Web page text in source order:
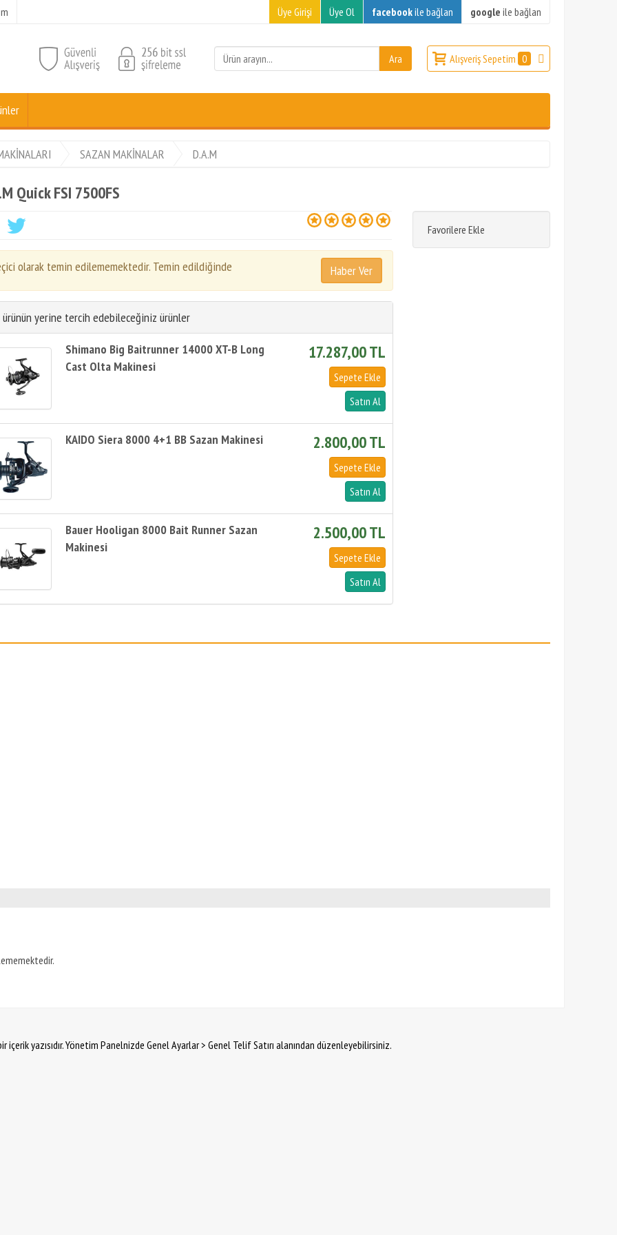
Üye Girişi Üye Ol facebookile bağlan google ile bağlan
Alışveriş Sepetim 0
SAZAN MAKİNALAR D.A.M
Quick FSI 7500FS
Favorilere Ekle
olarak temin edilememektedir. Temin edildiğinde
ürünün yerine tercih edebileceğiniz ürünler
Shimano Big Baitrunner 14000 XT-B Long
Cast Olta Makinesi
17.287,00 TL
KAIDO Siera 8000 4+1 BB Sazan Makinesi 2.800,00 TL
Bauer Hooligan 8000 Bait Runner Sazan
Makinesi
2.500,00 TL
içerik yazısıdır. Yönetim Panelnizde Genel Ayarlar > Genel Telif Satırı alanından düzenleyebilirsiniz.